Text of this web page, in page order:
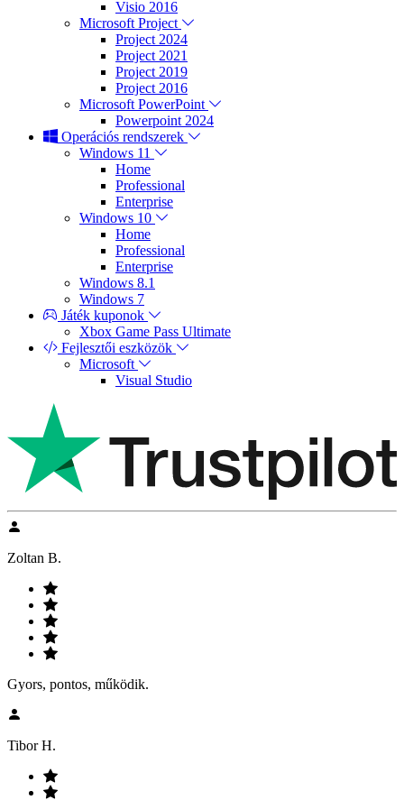
Visio 2016
Microsoft Project
Project 2024
Project 2021
Project 2019
Project 2016
Microsoft PowerPoint
Powerpoint 2024
Operációs rendszerek
Windows 11
Home
Professional
Enterprise
Windows 10
Home
Professional
Enterprise
Windows 8.1
Windows 7
Játék kuponok
Xbox Game Pass Ultimate
Fejlesztői eszközök
Microsoft
Visual Studio
Zoltan B.
Gyors, pontos, működik.
Tibor H.